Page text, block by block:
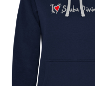
mucho
más